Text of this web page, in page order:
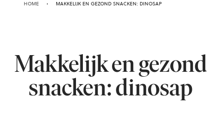
HOME MAKKELIJK EN GEZOND SNACKEN: DINOSAP
Makkelijk en gezond
snacken: dinosap